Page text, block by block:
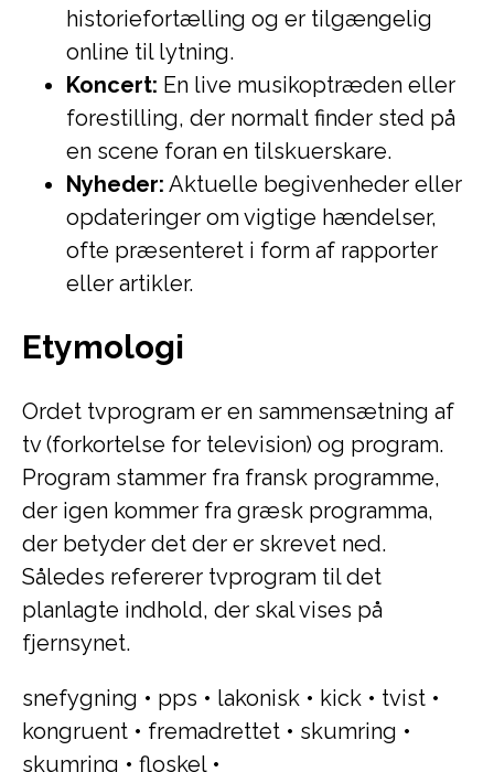
historiefortælling og er tilgængelig
online til lytning.
Koncert: En live musikoptræden eller
forestilling, der normalt finder sted på
en scene foran en tilskuerskare.
Nyheder: Aktuelle begivenheder eller
opdateringer om vigtige hændelser,
ofte præsenteret i form af rapporter
eller artikler.
Etymologi
Ordet tvprogram er en sammensætning af
tv (forkortelse for television) og program.
Program stammer fra fransk programme,
der igen kommer fra græsk programma,
der betyder det der er skrevet ned.
Således refererer tvprogram til det
planlagte indhold, der skal vises på
fjernsynet.
snefygning • pps • lakonisk • kick • tvist •
kongruent • fremadrettet • skumring •
skumring • floskel•